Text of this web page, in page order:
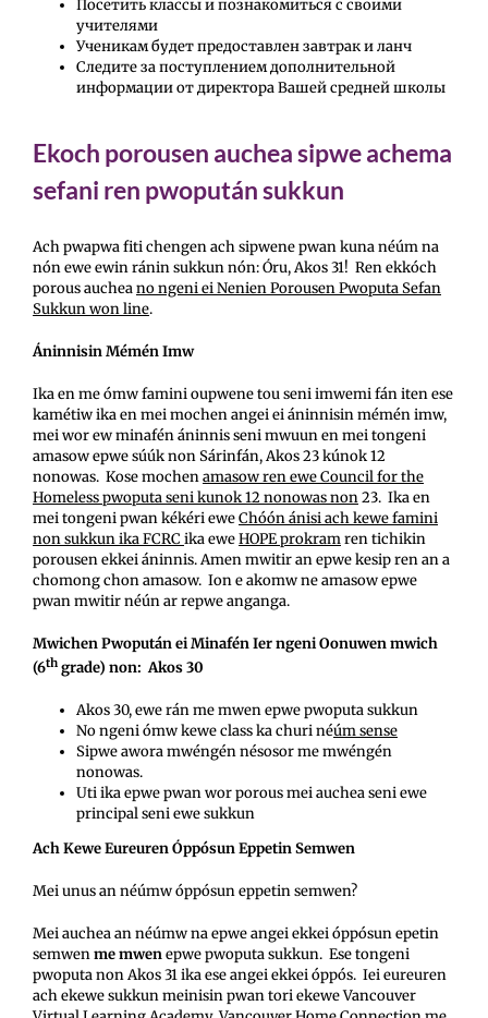
Посетить классы и познакомиться с своими
учителями
Ученикам будет предоставлен завтрак и ланч
Следите за поступлением дополнительной
информации от директора Вашей средней школы
Ekoch porousen auchea sipwe achema
sefani ren pwopután sukkun
Ach pwapwa fiti chengen ach sipwene pwan kuna néúm na
nón ewe ewin ránin sukkun nón: Óru, Akos 31! Ren ekkóch
porous aucheano ngeni ei Nenien Porousen Pwoputa Sefan
Sukkun won line.
Áninnisin Mémén Imw
Ika en me ómw famini oupwene tou seni imwemi fán iten ese
kamétiw ika en mei mochen angei ei áninnisin mémén imw,
mei wor ew minafén áninnis seni mwuun en mei tongeni
amasow epwe súúk non Sárinfán, Akos 23 kúnok 12
nonowas. Kose mochenamasow ren ewe Council for the
Homeless pwoputa seni kunok 12 nonowas non23. Ika en
mei tongeni pwan kékéri eweChóón ánisi ach kewe famini
non sukkun ika FCRC ika eweHOPE prokramren tichikin
porousen ekkei áninnis. Amen mwitir an epwe kesip ren an a
chomong chon amasow. Ion e akomw ne amasow epwe
pwan mwitir néún ar repwe anganga.
Mwichen Pwopután ei Minafén Ier ngeni Oonuwen mwich
(6thgrade) non: Akos 30
Akos 30, ewe rán me mwen epwe pwoputa sukkun
No ngeni ómw kewe class ka churi néúm sense
Sipwe awora mwéngén nésosor me mwéngén
nonowas.
Uti ika epwe pwan wor porous mei auchea seni ewe
principal seni ewe sukkun
Ach Kewe Eureuren Óppósun Eppetin Semwen
Mei unus an néúmw óppósun eppetin semwen?
Mei auchea an néúmw na epwe angei ekkei óppósun epetin
semwenme mwenepwe pwoputa sukkun. Ese tongeni
pwoputa non Akos 31 ika ese angei ekkei óppós. Iei eureuren
ach ekewe sukkun meinisin pwan tori ekewe Vancouver